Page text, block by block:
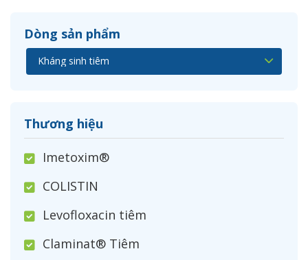
Dòng sản phẩm
Thương hiệu
Imetoxim®
COLISTIN
Levofloxacin tiêm
Claminat® Tiêm